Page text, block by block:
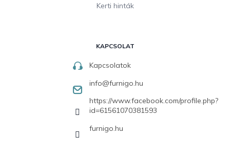
Kerti hinták
KAPCSOLAT
Kapcsolatok
info@furnigo.hu
https://www.facebook.com/profile.php?
id=61561070381593
furnigo.hu